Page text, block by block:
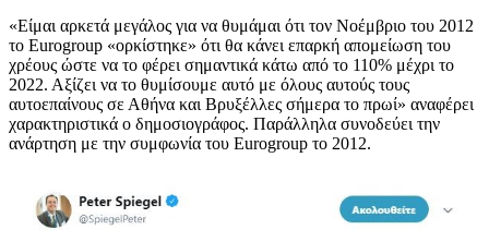
«Είμαι αρκετά μεγάλος για να θυμάμαι ότι τον Νοέμβριο του 2012
το Eurogroup «ορκίστηκε» ότι θα κάνει επαρκή απομείωση του
χρέους ώστε να το φέρει σημαντικά κάτω από το 110% μέχρι το
2022. Αξίζει να το θυμίσουμε αυτό με όλους αυτούς τους
αυτοεπαίνους σε Αθήνα και Βρυξέλλες σήμερα το πρωί» αναφέρει
χαρακτηριστικά ο δημοσιογράφος. Παράλληλα συνοδεύει την
ανάρτηση με την συμφωνία του Eurogroup τo 2012.